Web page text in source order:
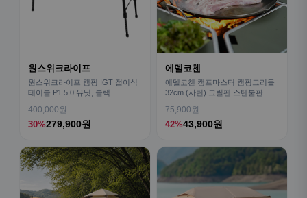
원스위크라이프
원스위크라이프 캠핑 IGT 접이식
테이블 P1 5.0 유닛, 블랙
400,000원
30%279,900원
에델코첸
에델코첸 캠프마스터 캠핑그리들
32cm (사틴) 그릴팬 스텐불판
75,900원
42%43,900원